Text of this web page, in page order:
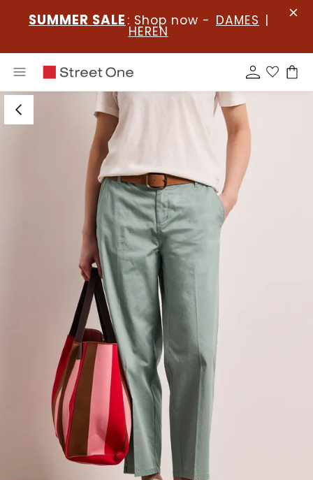
SUMMER SALE : Shop now - DAMES |
HEREN